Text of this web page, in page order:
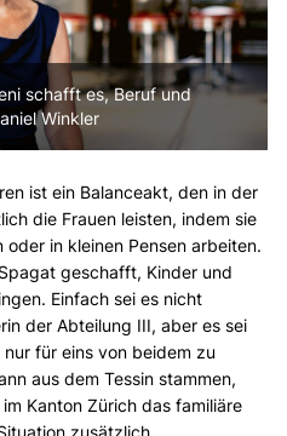
schafft es, Beruf und
Winkler
ist ein Balanceakt, den in der
die Frauen leisten, indem sie
in kleinen Pensen arbeiten.
geschafft, Kinder und
Einfach sei es nicht
der Abteilung III, aber es sei
für eins von beidem zu
aus dem Tessin stammen,
Kanton Zürich das familiäre
zusätzlich